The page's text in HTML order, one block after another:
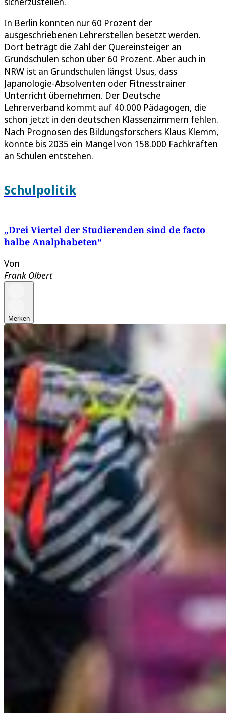
In Berlin konnten nur 60 Prozent der
ausgeschriebenen Lehrerstellen besetzt werden.
Dort beträgt die Zahl der Quereinsteiger an
Grundschulen schon über 60 Prozent. Aber auch in
NRW ist an Grundschulen längst Usus, dass
Japanologie-Absolventen oder Fitnesstrainer
Unterricht übernehmen. Der Deutsche
Lehrerverband kommt auf 40.000 Pädagogen, die
schon jetzt in den deutschen Klassenzimmern fehlen.
Nach Prognosen des Bildungsforschers Klaus Klemm,
könnte bis 2035 ein Mangel von 158.000 Fachkräften
an Schulen entstehen.
Schulpolitik
„Drei Viertel der Studierenden sind de facto
halbe Analphabeten“
Von
Frank Olbert
Merken